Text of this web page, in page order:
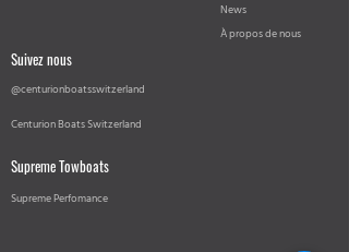
News
À propos de nous
Suivez nous
@centurionboatsswitzerland
Centurion Boats Switzerland
Supreme Towboats
Supreme Perfomance